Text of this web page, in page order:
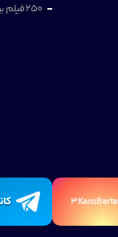
250 فیلم برتر IMDB